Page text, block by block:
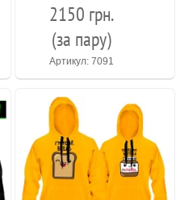
2150 грн.
(за пару)
Артикул: 7091